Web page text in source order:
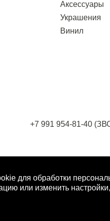
Аксессуары
Украшения
Винил
+7 991 954-81-40
для обработки
или изменить